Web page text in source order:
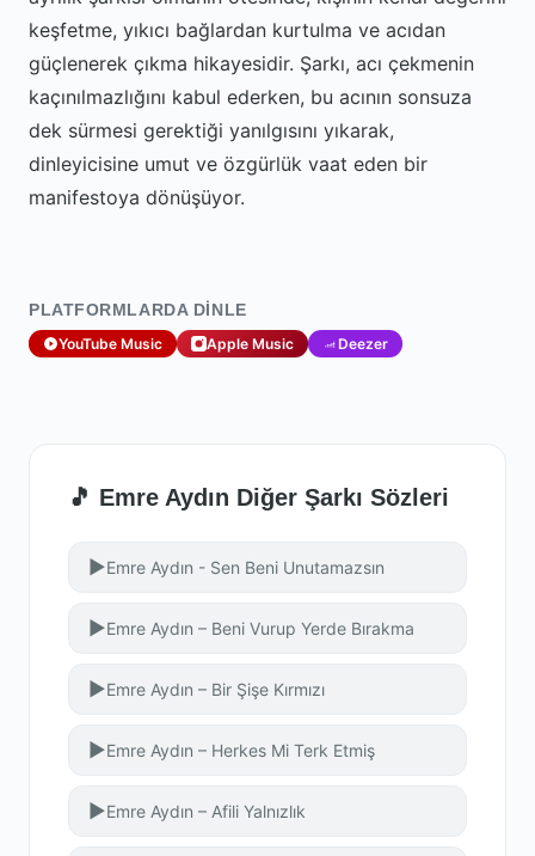
keşfetme, yıkıcı bağlardan kurtulma ve acıdan
güçlenerek çıkma hikayesidir. Şarkı, acı çekmenin
kaçınılmazlığını kabul ederken, bu acının sonsuza
dek sürmesi gerektiği yanılgısını yıkarak,
dinleyicisine umut ve özgürlük vaat eden bir
manifestoya dönüşüyor.
PLATFORMLARDA DINLE
YouTube Music Apple Music Deezer
🎵 Emre Aydın Diğer Şarkı Sözleri
▶Emre Aydın - Sen Beni Unutamazsın
▶Emre Aydın – Beni Vurup Yerde Bırakma
▶Emre Aydın – Bir Şişe Kırmızı
▶Emre Aydın – Herkes Mi Terk Etmiş
▶Emre Aydın – Afili Yalnızlık